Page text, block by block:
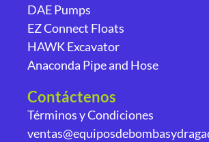
DAE Pumps
EZ Connect Floats
HAWK Excavator
Anaconda Pipe and Hose
Contáctenos
Términos y Condiciones